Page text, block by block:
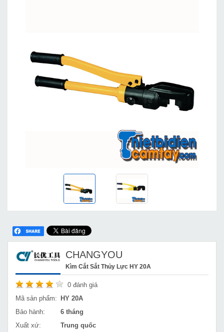
CHANGYOU
Kìm Cắt Sắt Thủy Lực HY 20A
0 đánh giá
Mã sản phẩm:
HY 20A
Bảo hành:
6 tháng
Xuất xứ:
Trung quốc